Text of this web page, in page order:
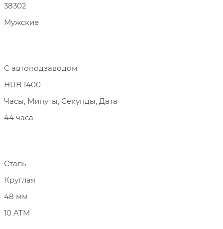
38302
Мужские
С автоподзаводом
HUB 1400
Часы, Минуты, Секунды, Дата
44 часа
Сталь
Круглая
48 мм
10 ATM